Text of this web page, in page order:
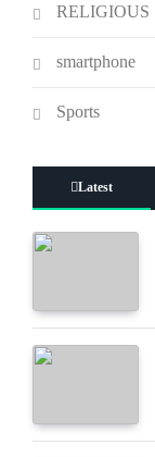
RELIGIOUS
smartphone
Sports
Latest